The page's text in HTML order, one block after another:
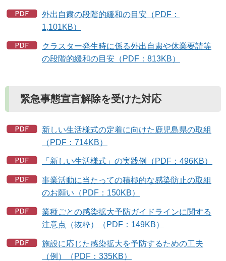
外出自粛の段階的緩和の目安（PDF：
1,101KB）
クラスター発生時に係る外出自粛や休業要請等
の段階的緩和の目安（PDF：813KB）
緊急事態宣言解除を受けた対応
新しい生活様式の定着に向けた鹿児島県の取組
（PDF：714KB）
「新しい生活様式」の実践例（PDF：496KB）
事業活動に当たっての積極的な感染防止の取組
のお願い（PDF：150KB）
業種ごとの感染拡大予防ガイドラインに関する
注意点（抜粋）（PDF：149KB）
施設に応じた感染拡大を予防するための工夫
（例）（PDF：335KB）